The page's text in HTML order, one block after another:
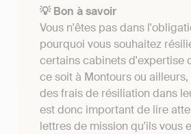
💡 Bon à savoir
Vous n'êtes pas dans
pourquoi vous souhaitez
certains cabinets d'expertise
ce soit à Montours ou
des frais de résiliation dans
est donc important de lire
lettres de mission qu'ils vous